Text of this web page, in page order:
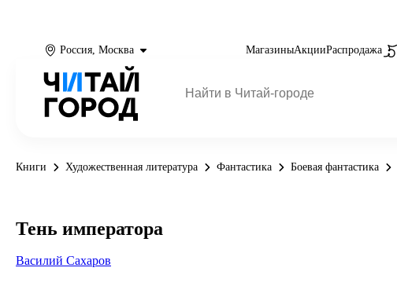
Россия, Москва МагазиныАкцииРаспродажа
Книги Художественная литература Фантастика Боевая фантастика
Тень императора
Василий Сахаров